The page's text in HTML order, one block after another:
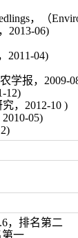
，（
2013-06)
2011-04)
学报，2009-
12)
，2012-10 )
05)
，排名第二
第一